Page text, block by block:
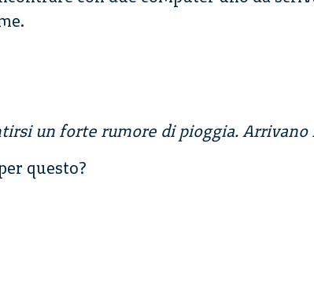
un forte rumore di pioggia. Arrivano
questo?